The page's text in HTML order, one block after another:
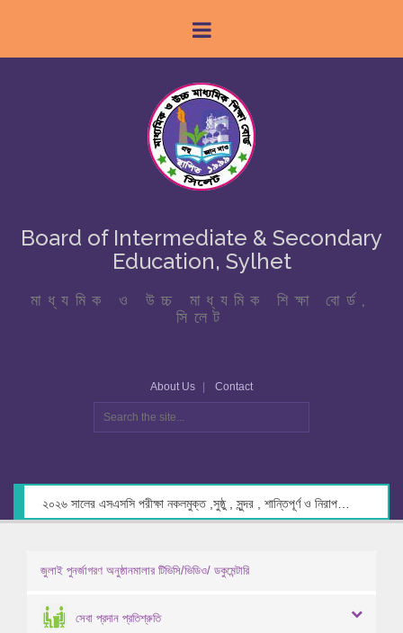
Board of Intermediate & Secondary
Education, Sylhet
মাধ্যমিক ও উচ্চ মাধ্যমিক শিক্ষা বোর্ড,
সিলেট
About Us Contact
জুলাই পুনর্জাগরণ অনুষ্ঠানমালার টিভিসি/ভিডিও/ ডকুমেন্টারি
সেবা প্রদান প্রতিশ্রুতি